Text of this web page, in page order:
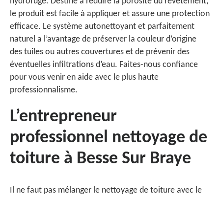
le produit est facile à appliquer et assure une protection
efficace. Le système autonettoyant et parfaitement
naturel a l’avantage de préserver la couleur d’origine
des tuiles ou autres couvertures et de prévenir des
éventuelles infiltrations d’eau. Faites-nous confiance
pour vous venir en aide avec le plus haute
professionnalisme.
L’entrepreneur
professionnel nettoyage de
toiture à Besse Sur Braye
Il ne faut pas mélanger le nettoyage de toiture avec le